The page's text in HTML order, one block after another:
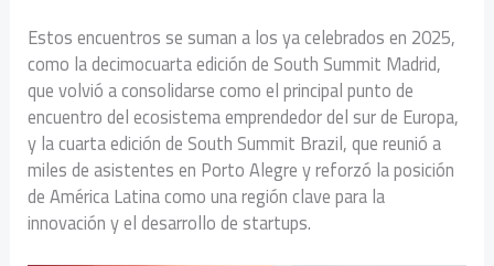
Estos encuentros se suman a los ya celebrados en 2025,
como la decimocuarta edición de South Summit Madrid,
que volvió a consolidarse como el principal punto de
encuentro del ecosistema emprendedor del sur de Europa,
y la cuarta edición de South Summit Brazil, que reunió a
miles de asistentes en Porto Alegre y reforzó la posición
de América Latina como una región clave para la
innovación y el desarrollo de startups.